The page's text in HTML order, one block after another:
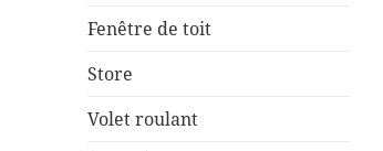
Fenêtre de toit
Store
Volet roulant